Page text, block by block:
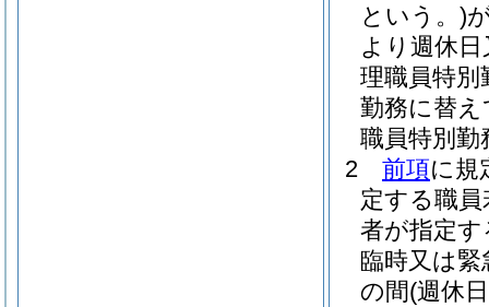
という。)
より週休
理職員特別
勤務に替
職員特別
2
前項に規
定する職
者が指定
臨時又は
の間(週休